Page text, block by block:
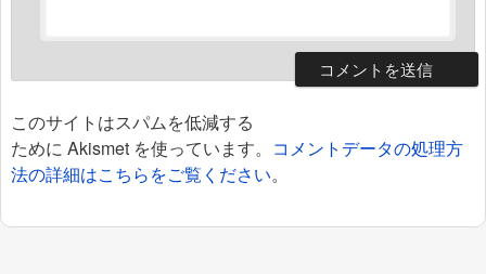
このサイトはスパムを低減する
ために Akismet を使っています。 コメントデータの処理方
法の詳細はこちらをご覧ください。